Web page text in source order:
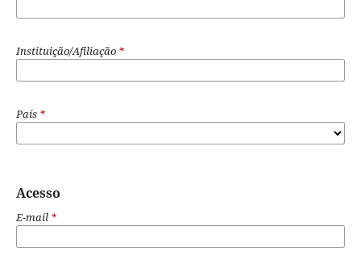
Instituição/Afiliação *
País *
Acesso
E-mail *